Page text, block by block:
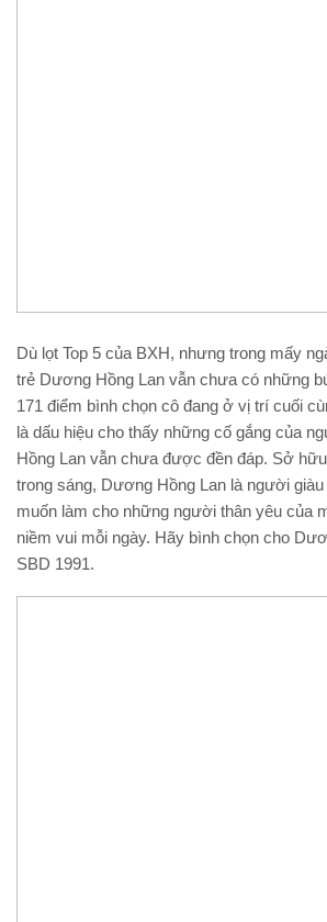
Dù lọt Top 5 của BXH, nhưng trong mấy
trẻ Dương Hồng Lan vẫn chưa có những
171 điểm bình chọn cô đang ở vị trí cuối
là dấu hiệu cho thấy những cố gắng của
Hồng Lan vẫn chưa được đền đáp. Sở
trong sáng, Dương Hồng Lan là người
muốn làm cho những người thân yêu của
niềm vui mỗi ngày. Hãy bình chọn cho
SBD 1991.